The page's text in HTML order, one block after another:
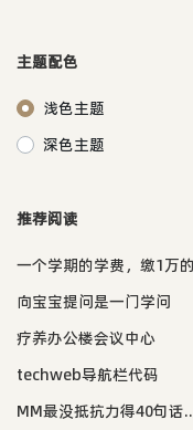
主题配色
浅色主题
深色主题
推荐阅读
一个学期的学费，缴1万
向宝宝提问是一门学问
疗养办公楼会议中心
techweb导航栏代码
MM最没抵抗力得40句话